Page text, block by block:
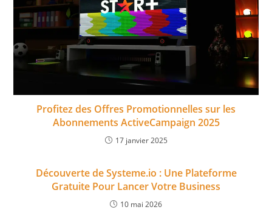
Profitez des Offres Promotionnelles sur les
Abonnements ActiveCampaign 2025
17 janvier 2025
Découverte de Systeme.io : Une Plateforme
Gratuite Pour Lancer Votre Business
10 mai 2026